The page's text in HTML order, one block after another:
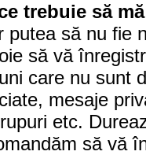
trebuie să
putea să nu fie
să vă
care nu sunt
mesaje
etc.
să vă